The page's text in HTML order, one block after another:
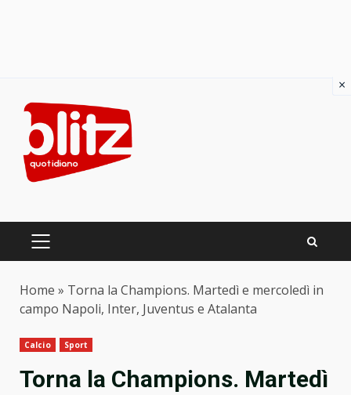
content
PRIMARY
Home » Torna la Champions. Martedì e mercoledì in
campo Napoli, Inter, Juventus e Atalanta
Calcio Sport
Torna la Champions. Martedì
×